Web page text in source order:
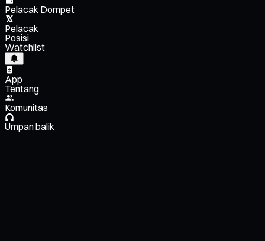
Pelacak Dompet
Pelacak
Posisi
Watchlist
App
Tentang
Komunitas
Umpan balik